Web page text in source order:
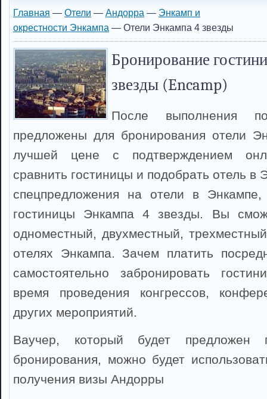
Главная — Отели — Андорра — Энкамп и
окрестности Энкампа — Отели Энкампа 4 звезды
Бронирование
звезды (Encamp)
После выполнения
предложены для бронирования отели
лучшей цене с подтверждением
сравнить гостиницы и подобрать отель в
спецпредложения на отели в
гостиницы Энкампа 4 звезды. Вы
одноместный, двухместный,
отелях Энкампа. Зачем платить
самостоятельно забронировать
время проведения конгрессов,
других мероприятий.
Ваучер, который будет предложен
бронирования, можно будет
получения визы Андорры